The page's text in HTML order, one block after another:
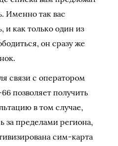
Именно так вас
и как только один из
он сразу же
связи с оператором
позволяет получить
в том случае,
за пределами региона,
сим-карта